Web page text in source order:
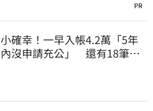
PR
小確幸！一早入帳4.2萬「5年
內沒申請充公」 還有18筆錢